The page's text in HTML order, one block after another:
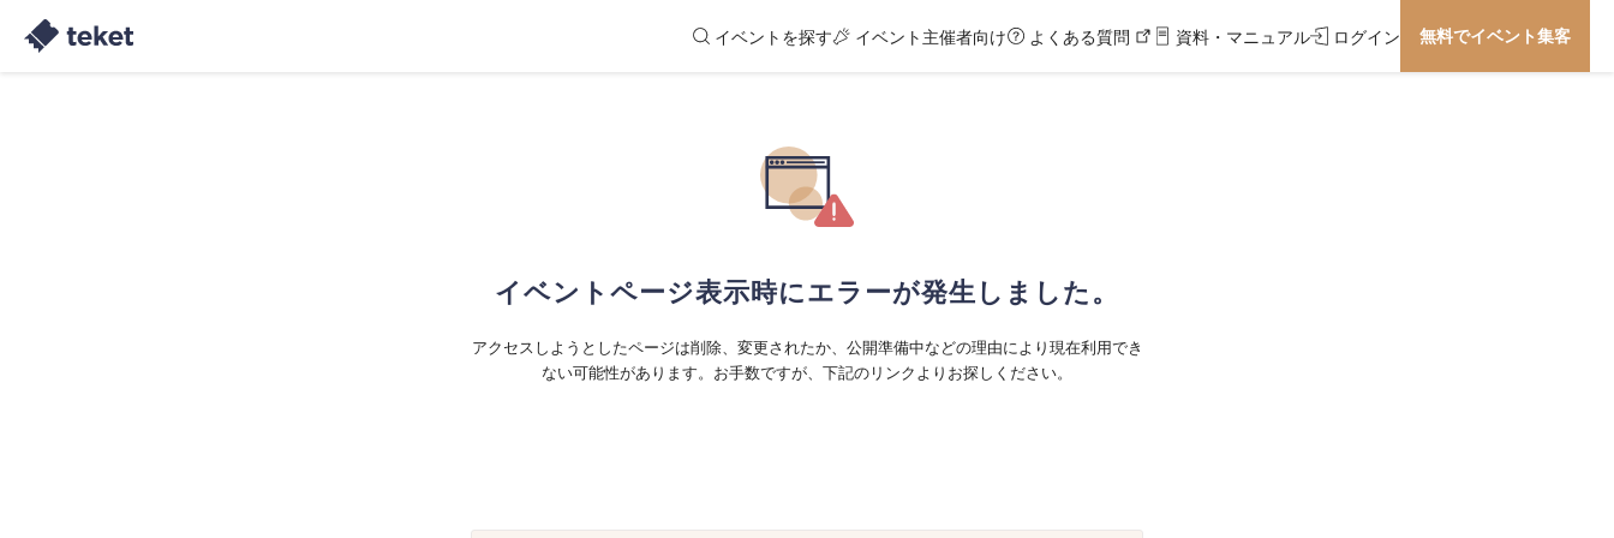
イベントを探す イベント主催者向け よくある質問 資料・マニュアル ログイン 無料でイベント集客
イベントページ表示時にエラーが発生しました。
アクセスしようとしたページは削除、変更されたか、公開準備中などの理由により現在利用でき
ない可能性があります。お手数ですが、下記のリンクよりお探しください。